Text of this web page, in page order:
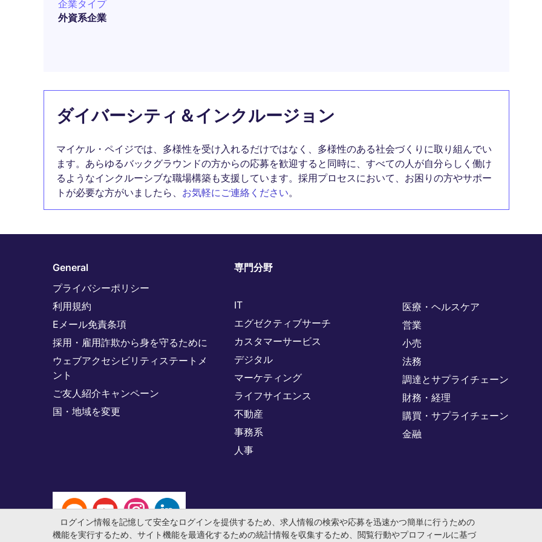
企業タイプ
外資系企業
ダイバーシティ＆インクルージョン
マイケル・ペイジでは、多様性を受け入れるだけではなく、多様性のある社会づくりに取り組んでい
ます。あらゆるバックグラウンドの方からの応募を歓迎すると同時に、すべての人が自分らしく働け
るようなインクルーシブな職場構築も支援しています。採用プロセスにおいて、お困りの方やサポー
トが必要な方がいましたら、 お気軽にご連絡ください。
General
プライバシーポリシー
利用規約
Eメール免責条項
採用・雇用詐欺から身を守るために
ウェブアクセシビリティステートメ
ント
ご友人紹介キャンペーン
国・地域を変更
専門分野
IT
エグゼクティブサーチ
カスタマーサービス
デジタル
マーケティング
ライフサイエンス
不動産
事務系
人事
医療・ヘルスケア
営業
小売
法務
調達とサプライチェーン
財務・経理
購買・サプライチェーン
金融
ログイン情報を記憶して安全なログインを提供するため、求人情報の検索や応募を迅速かつ簡単に行うための
機能を実行するため、サイト機能を最適化するための統計情報を収集するため、閲覧行動やプロフィールに基づ